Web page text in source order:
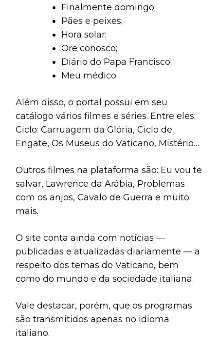
Finalmente domingo;
Pães e peixes;
Hora solar;
Ore conosco;
Diário do Papa Francisco;
Meu médico.
Além disso, o portal possui em seu
catálogo vários filmes e séries. Entre eles:
Ciclo: Carruagem da Glória, Ciclo de
Engate, Os Museus do Vaticano, Mistérios
Outros filmes na plataforma são: Eu vou te
salvar, Lawrence da Arábia, Problemas
com os anjos, Cavalo de Guerra e muito
mais.
O site conta ainda com notícias —
publicadas e atualizadas diariamente — a
respeito dos temas do Vaticano, bem
como do mundo e da sociedade italiana.
Vale destacar, porém, que os programas
são transmitidos apenas no idioma
italiano.